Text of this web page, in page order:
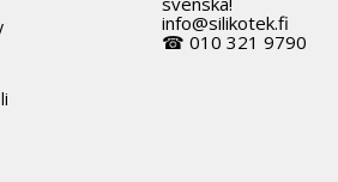
info@silikotek.fi
☎ 010 321 9790